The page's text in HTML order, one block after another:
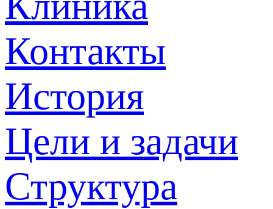
Контакты
История
Цели и задачи
Структура